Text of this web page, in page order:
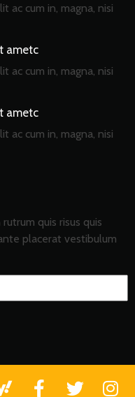
ac cum in, magna, nisi
ametc
ac cum in, magna, nisi
ametc
ac cum in, magna, nisi
quis risus quis
placerat vestibulum